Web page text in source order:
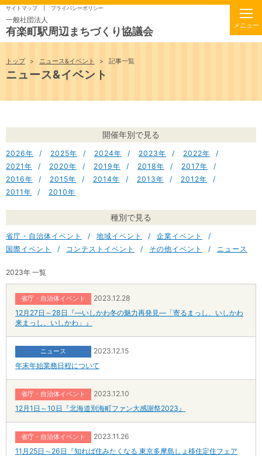
サイトマップ プライバシーポリシー
一般社団法人
有楽町駅周辺まちづくり協議会
トップ ニュース&イベント 記事一覧
ニュース&イベント
開催年別で見る
2026 2025 2024 2023
2022
2021
2020 2019 2018
2017
2016
2015 2014 2013
2012
2011
2010
種別で見る
省庁・自治体イベント 地域イベント
企業イベント
国際イベント
コンテストイベント その他イベント ニュース
2023年 一覧
省庁・自治体イベント
2023.12.28
12月27日～28日『―いしかわ冬の魅力再発見―「寄るまっし、いしかわ
来まっし、いしかわ」』
ニュース
2023.12.15
年末年始業務日程について
省庁・自治体イベント
2023.12.10
12月1日～10日『北海道別海町ファン大感謝祭2023』
省庁・自治体イベント
2023.11.26
11月25日～26日『知れば住みたくなる 東京多摩島しょ移住定住フェア